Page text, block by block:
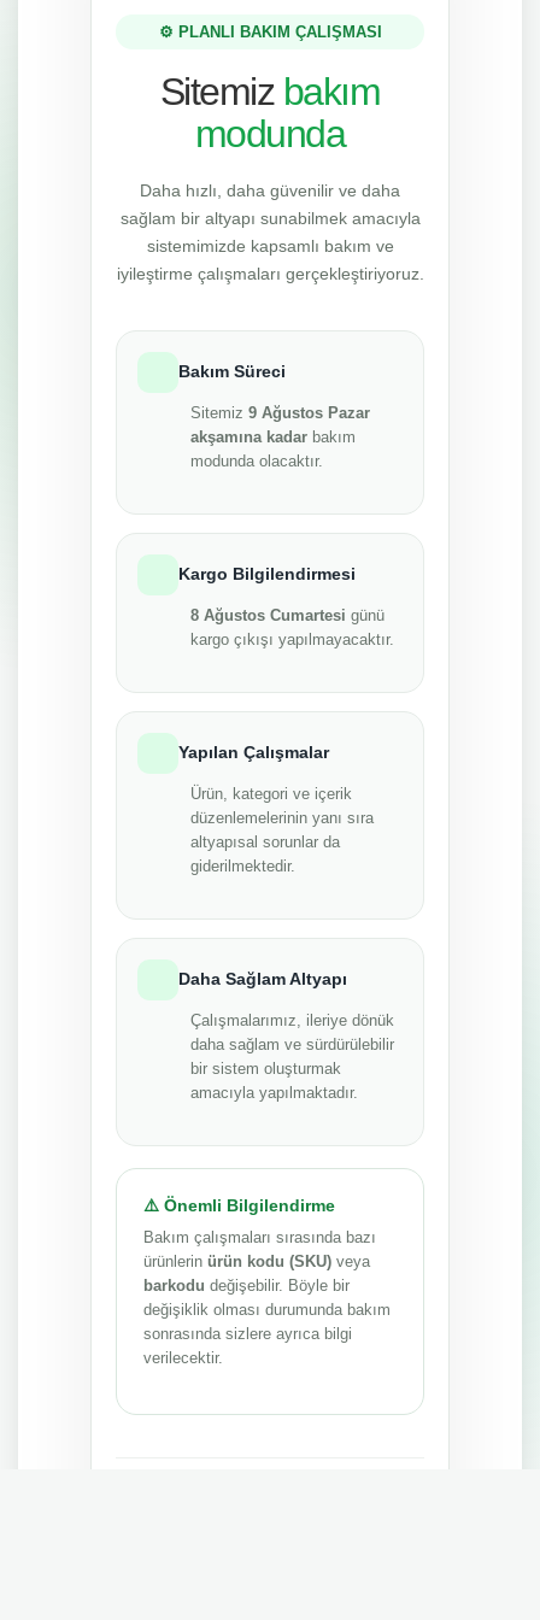
⚙️ PLANLI BAKIM ÇALIŞMASI
Sitemiz bakım
modunda
Daha hızlı, daha güvenilir ve daha
sağlam bir altyapı sunabilmek amacıyla
sistemimizde kapsamlı bakım ve
iyileştirme çalışmaları gerçekleştiriyoruz.
Bakım Süreci
Sitemiz 9 Ağustos Pazar
akşamına kadar bakım
modunda olacaktır.
Kargo Bilgilendirmesi
8 Ağustos Cumartesi günü
kargo çıkışı yapılmayacaktır.
Yapılan Çalışmalar
Ürün, kategori ve içerik
düzenlemelerinin yanı sıra
altyapısal sorunlar da
giderilmektedir.
Daha Sağlam Altyapı
Çalışmalarımız, ileriye dönük
daha sağlam ve sürdürülebilir
bir sistem oluşturmak
amacıyla yapılmaktadır.
⚠️ Önemli Bilgilendirme
Bakım çalışmaları sırasında bazı
ürünlerin ürün kodu (SKU) veya
barkodu değişebilir. Böyle bir
değişiklik olması durumunda bakım
sonrasında sizlere ayrıca bilgi
verilecektir.